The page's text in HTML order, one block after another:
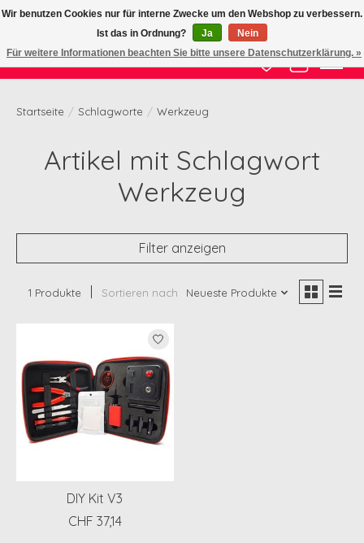
Zertifizierte Qualität zu fairem Preis
Wunschzettel
Ihr
Startseite / Schlagworte / Werkzeug
Artikel mit Schlagwort
Werkzeug
Filter anzeigen
1 Produkte Sortieren nach Neueste Produkte
DIY Kit V3
CHF 37,14
Wir benutzen Cookies nur für interne Zwecke um den Webshop zu verbessern.
Ist das in Ordnung?
Ja
Nein
Für weitere Informationen beachten Sie bitte unsere Datenschutzerklärung. »